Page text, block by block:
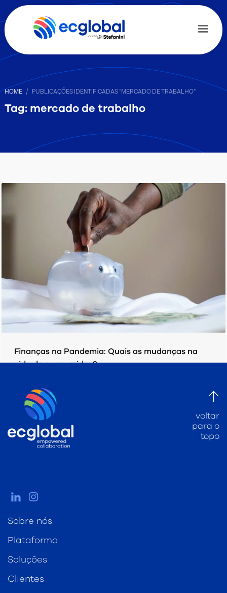
HOME PUBLICAÇÕES IDENTIFICADAS "MERCADO DE TRABALHO"
Tag: mercado de trabalho
Finanças na Pandemia: Quais as mudanças na
vida do consumidor?
PUBLICADO EM
voltar
para o
topo
Sobre nós
Plataforma
Soluções
Clientes